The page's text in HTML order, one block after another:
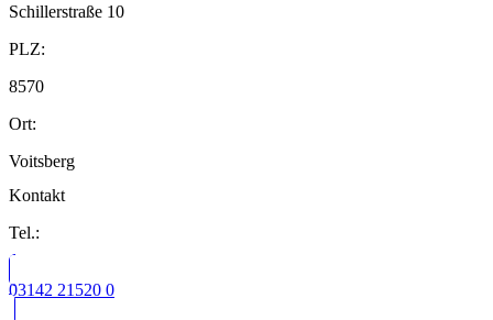
Schillerstraße 10
PLZ:
8570
Ort:
Voitsberg
Kontakt
Tel.:
03142 21520 0